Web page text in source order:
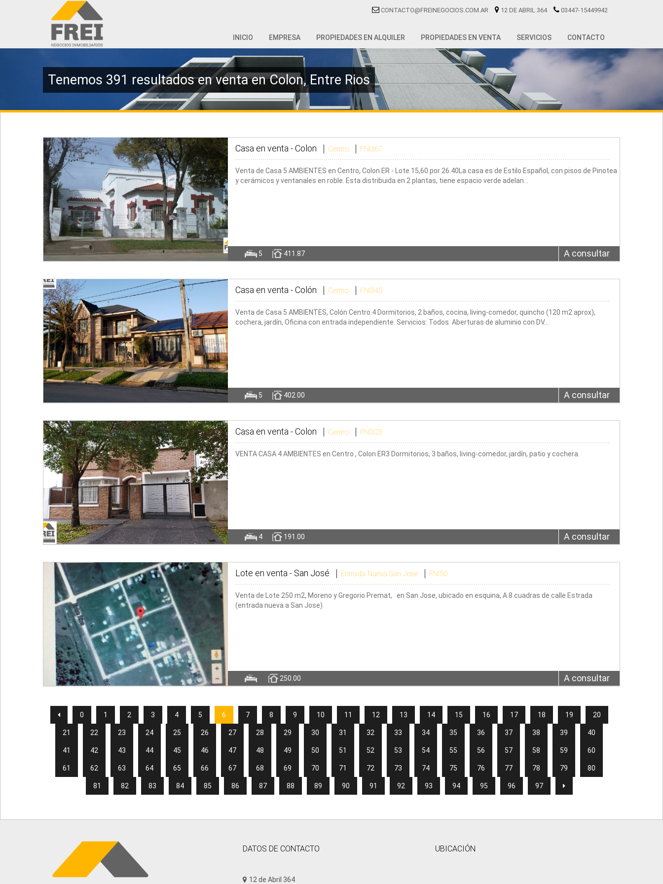
CONTACTO@FREINEGOCIOS.COM.AR 12 DE ABRIL 364 03447-15449942
INICIO EMPRESA PROPIEDADES EN ALQUILER PROPIEDADES EN VENTA SERVICIOS CONTACTO
Tenemos 391 resultados en venta en Colon, Entre Rios
Casa en venta -Colon Centro FNI367
Venta de Casa 5 AMBIENTES en Centro, Colon ER - Lote 15,60 por 26.40La casa es de Estilo Español, con pisos de Pinotea
y cerámicos y ventanales en roble. Esta distribuida en 2 plantas, tiene espacio verde adelan…
5 411.87 A consultar
Casa en venta -Colón Centro FNI345
Venta de Casa 5 AMBIENTES, Colón Centro.4 Dormitorios, 2 baños, cocina, living-comedor, quincho (120 m2 aprox),
cochera, jardín, Oficina con entrada independiente. Servicios: Todos. Aberturas de aluminio con DV…
5 402.00 A consultar
Casa en venta -Colon Centro FNI323
VENTA CASA 4 AMBIENTES en Centro , Colon ER3 Dormitorios, 3 baños, living-comedor, jardín, patio y cochera.
4 191.00 A consultar
Lote en venta - San José Entrada Nueva San Jose FNI50
Venta de Lote 250 m2, Moreno y Gregorio Premat, en San Jose, ubicado en esquina, A 8 cuadras de calle Estrada
(entrada nueva a San Jose)
250.00 A consultar
0 1 2 3 4 5 6 7 8 9 10 11 12 13 14 15 16 17 18 19 20
21 22 23 24 25 26 27 28 29 30 31 32 33 34 35 36 37 38 39 40
41 42 43 44 45 46 47 48 49 50 51 52 53 54 55 56 57 58 59 60
61 62 63 64 65 66 67 68 69 70 71 72 73 74 75 76 77 78 79 80
81 82 83 84 85 86 87 88 89 90 91 92 93 94 95 96 97
DATOS DE CONTACTO
12 de Abril 364
UBICACIÓN